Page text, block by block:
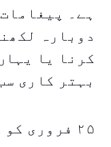
ہے۔
دوبارہ
کرنا یا
بہتر کاری
۲۵ فروری کو کیا توقع کی جا سکتی ہے؟